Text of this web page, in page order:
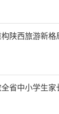
让汉水滋
，一直传
的喜好。
陕西旅游新格
省中小学生